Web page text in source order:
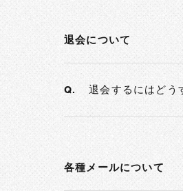
退会について
Q. 退会するにはどう
各種メールについて